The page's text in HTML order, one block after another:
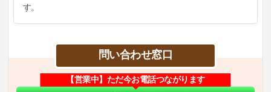
す。
問い合わせ窓口
【営業中】ただ今お電話つながります